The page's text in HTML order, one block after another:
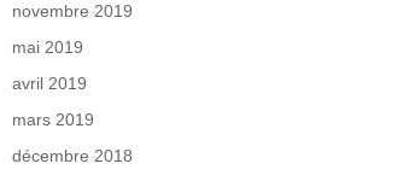
novembre 2019
mai 2019
avril 2019
mars 2019
décembre 2018